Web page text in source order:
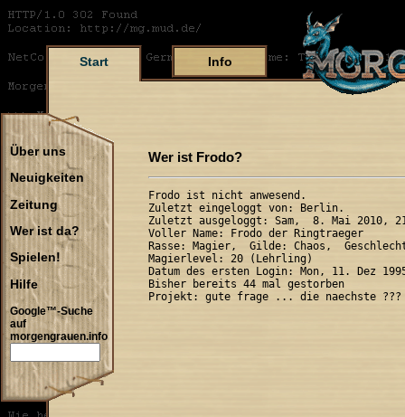
Start Info
Über uns
Neuigkeiten
Zeitung
Wer ist da?
Spielen!
Hilfe
Google™-Suche
auf
morgengrauen.info
Wer ist Frodo?
Frodo ist nicht anwesend.
Zuletzt eingeloggt von: Berlin.
Zuletzt ausgeloggt: Sam,  8. Mai 2010,
Voller Name: Frodo der Ringtraeger
Rasse: Magier,  Gilde: Chaos,
Magierlevel: 20 (Lehrling)
Datum des ersten Login: Mon, 11. Dez
Bisher bereits 44 mal gestorben